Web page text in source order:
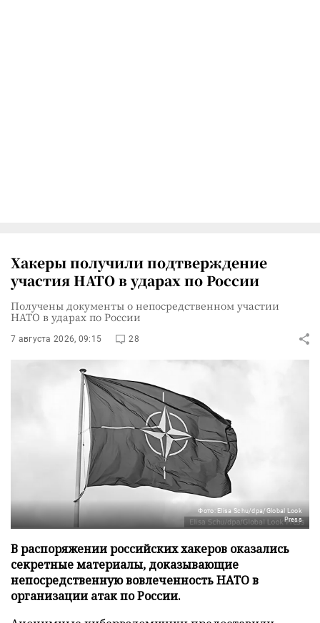
Хакеры получили подтверждение
участия НАТО в ударах по России
Получены документы о непосредственном участии
НАТО в ударах по России
7 августа 2026, 09:15 28
Фото: Elisa Schu/dpa/Global Look
Press
В распоряжении российских хакеров оказались
секретные материалы, доказывающие
непосредственную вовлеченность НАТО в
организации атак по России.